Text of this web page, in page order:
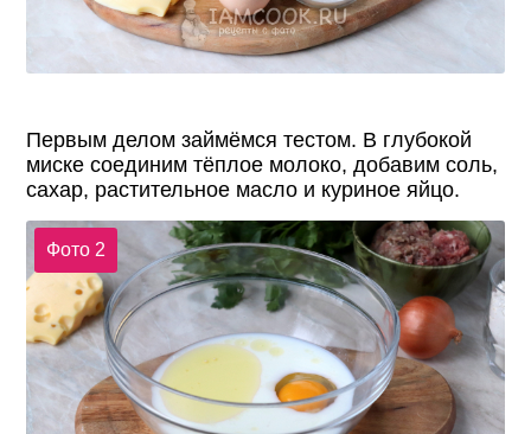
Первым делом займёмся тестом. В глубокой
миске соединим тёплое молоко, добавим соль,
сахар, растительное масло и куриное яйцо.
Фото 2